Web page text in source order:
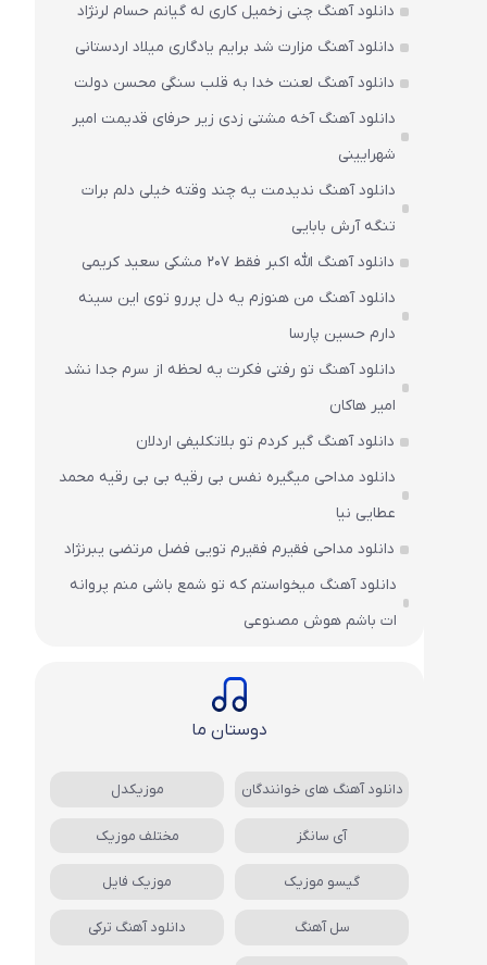
دانلود آهنگ چنی زخمیل کاری له گیانم حسام لرنژاد
دانلود آهنگ مزارت شد برایم یادگاری میلاد اردستانی
دانلود آهنگ لعنت خدا به قلب سنگی محسن دولت
دانلود آهنگ آخه مشتی زدی زیر حرفای قدیمت امیر
شهرایینی
دانلود آهنگ ندیدمت یه چند وقته خیلی دلم برات
تنگه آرش بابایی
دانلود آهنگ الله اکبر فقط 207 مشکی سعید کریمی
دانلود آهنگ من هنوزم یه دل پررو توی این سینه
دارم حسین پارسا
دانلود آهنگ تو رفتی فکرت یه لحظه از سرم جدا نشد
امیر هاکان
دانلود آهنگ گیر کردم تو بلاتکلیفی اردلان
دانلود مداحی میگیره نفس بی رقیه بی بی رقیه محمد
عطایی نیا
دانلود مداحی فقیرم فقیرم تویی فضل مرتضی یبرنژاد
دانلود آهنگ میخواستم که تو شمع باشی منم پروانه
ات باشم هوش مصنوعی
دوستان ما
دانلود آهنگ های خوانندگان موزیکدل
آی سانگز مختلف موزیک
گیسو موزیک موزیک فایل
سل آهنگ دانلود آهنگ ترکی